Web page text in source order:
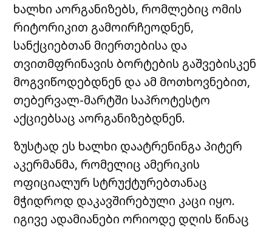
ხალხი აორგანიზებს, რომლებიც ომის
რიტორიკით გამოირჩეოდნენ,
სანქციებთან მიერთებისა და
თვითმფრინავის ბორტების გაშვებისკენ
მოგვიწოდებდნენ და ამ მოთხოვნებით,
თებერვალ-მარტში საპროტესტო
აქციებსაც აორგანიზებდნენ.
ზუსტად ეს ხალხი დაატრენინგა პიტერ
აკერმანმა, რომელიც ამერიკის
ოფიციალურ სტრუქტურებთანაც
მჭიდროდ დაკავშირებული კაცი იყო.
იგივე ადამიანები ორიოდე დღის წინაც